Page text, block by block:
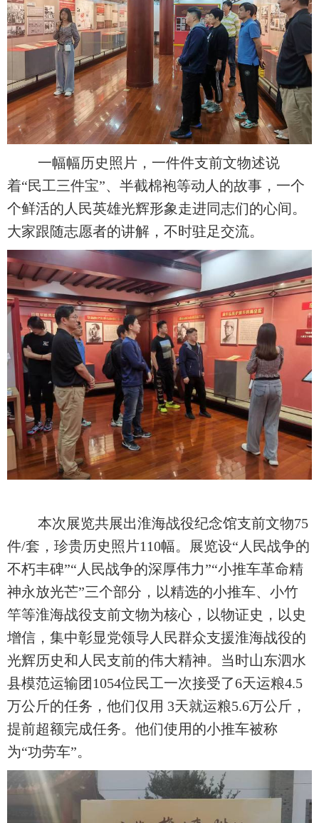
一幅幅历史照片，一件件支前文物述说
着“民工三件宝”、半截棉袍等动人的故事，一个
个鲜活的人民英雄光辉形象走进同志们的心间。
大家跟随志愿者的讲解，不时驻足交流。
本次展览共展出淮海战役纪念馆支前文物75
件/套，珍贵历史照片110幅。展览设“ 人民战争的
不朽丰碑”“ 人民战争的深厚伟力”“小推车革命精
神永放光芒”三个部分，以精选的小推车、小竹
竿等淮海战役支前文物为核心，以物证史，以史
增信，集中彰显党领导人民群众支援淮海战役的
光辉历史和人民支前的伟大精神。当时山东泗水
县模范运输团1054位民工一次接受了6天运粮4.5
万公斤的任务，他们仅用 3天就运粮5.6万公斤，
提前超额完成任务。他们使用的小推车被称
为“功劳车”。